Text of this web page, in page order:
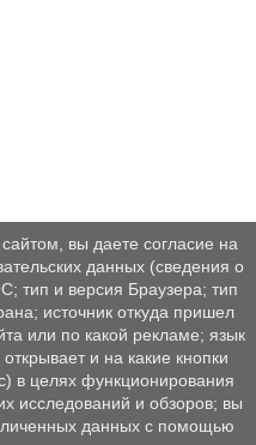
вы даете согласие на
данных (сведения о
тип и версия Браузера; тип
источник откуда пришел
или по какой рекламе; язык
и на какие кнопки
в целях функционирования
исследований и обзоров; вы
данных с помощью